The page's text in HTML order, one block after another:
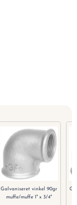
Galvaniseret vinkel 90gr
muffe/muffe 1" x 3/4"